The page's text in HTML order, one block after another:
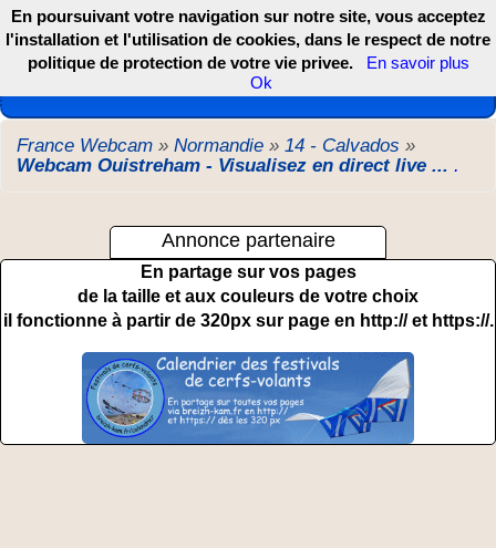
Les webcams de France, DOM TOM et COM
France Webcam » Normandie » 14 - Calvados »
Webcam Ouistreham - Visualisez en direct live ... .
Annonce partenaire
En partage sur vos pages
de la taille et aux couleurs de votre choix
il fonctionne à partir de 320px sur page en http:// et https://.
En poursuivant votre navigation sur notre site, vous acceptez
l'installation et l'utilisation de cookies, dans le respect de notre
politique de protection de votre vie privee.
En savoir plus
Ok